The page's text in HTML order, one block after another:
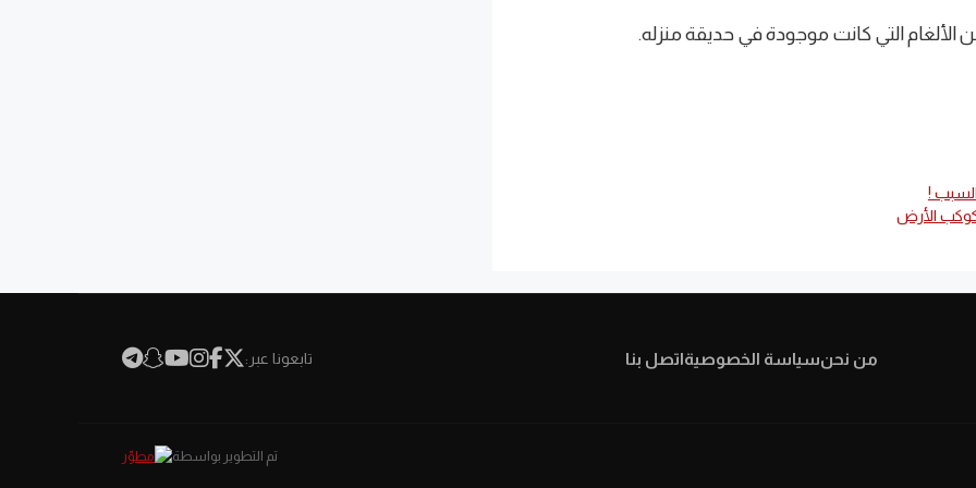
التي كانت موجودة في حديقة منزله.
!
الأرض
من نحنسياسة الخصوصيةاتصل بنا تابعونا عبر:
تم التطوير بواسطة